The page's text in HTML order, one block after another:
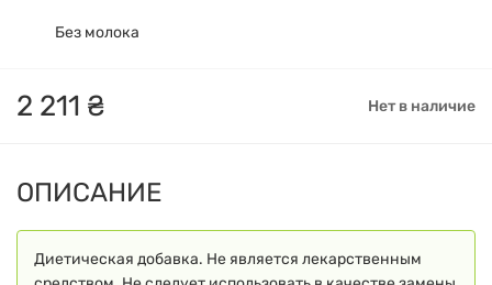
2 211 ₴ Нет в наличие
Без молока
ОПИСАНИЕ
Диетическая добавка. Не является лекарственным